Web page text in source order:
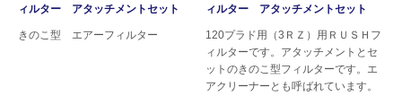
ィルター アタッチメントセット
きのこ型 エアーフィルター
ィルター アタッチメントセット
120プラド用（3ＲＺ）用ＲＵＳＨフ
ィルターです。アタッチメントとセ
ットのきのこ型フィルターです。エ
アクリーナーとも呼ばれています。